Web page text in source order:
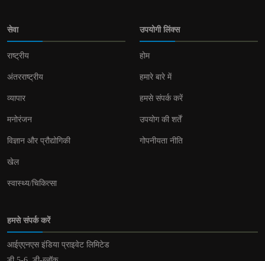
सेवा
राष्ट्रीय
अंतरराष्ट्रीय
व्यापार
मनोरंजन
विज्ञान और प्रौद्योगिकी
खेल
स्वास्थ्य/चिकित्सा
उपयोगी लिंक्स
होम
हमारे बारे में
हमसे संपर्क करें
उपयोग की शर्तें
गोपनीयता नीति
हमसे संपर्क करें
आईएएनएस इंडिया प्राइवेट लिमिटेड